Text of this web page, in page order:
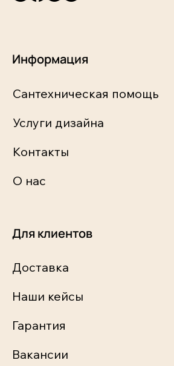
Информация
Сантехническая помощь
Услуги дизайна
Контакты
О нас
Для клиентов
Доставка
Наши кейсы
Гарантия
Вакансии